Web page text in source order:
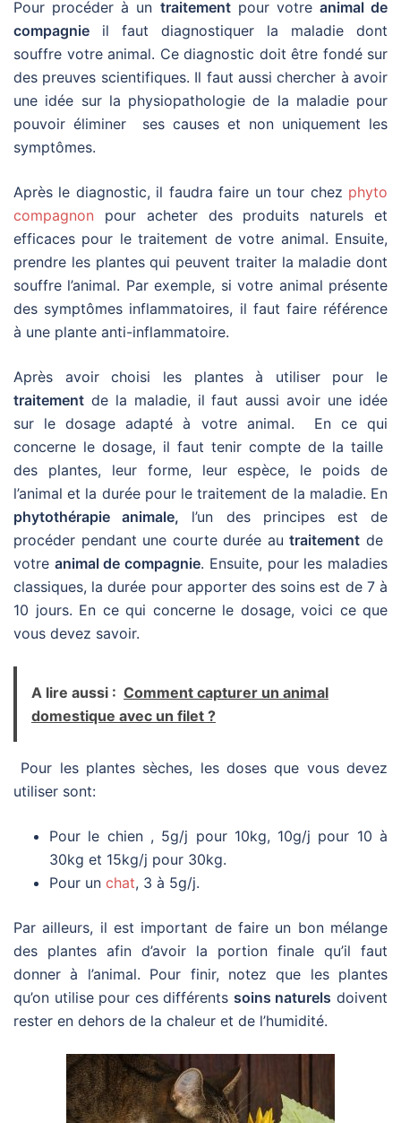
Pour procéder à un traitementpour votre animal de
compagnie il faut diagnostiquer la maladie dont
souffre votre animal. Ce diagnostic doit être fondé sur
des preuves scientifiques. Il faut aussi chercher à avoir
une idée sur la physiopathologie de la maladie pour
pouvoir éliminer ses causes et non uniquement les
symptômes.
Après le diagnostic, il faudra faire un tour chez phyto
compagnon pour acheter des produits naturels et
efficaces pour le traitement de votre animal. Ensuite,
prendre les plantes qui peuvent traiter la maladie dont
souffre l’animal. Par exemple, si votre animal présente
des symptômes inflammatoires, il faut faire référence
à une plante anti-inflammatoire.
Après avoir choisi les plantes à utiliser pour le
traitement de la maladie, il faut aussi avoir une idée
sur le dosage adapté à votre animal. En ce qui
concerne le dosage, il faut tenir compte de la taille
des plantes, leur forme, leur espèce, le poids de
l’animal et la durée pour le traitement de la maladie. En
phytothérapie animale, l’un des principes est de
procéder pendant une courte durée autraitement de
votre animal de compagnie. Ensuite, pour les maladies
classiques, la durée pour apporter des soins est de 7 à
10 jours. En ce qui concerne le dosage, voici ce que
vous devez savoir.
A lire aussi : Comment capturer un animal
domestique avec un filet ?
Pour les plantes sèches, les doses que vous devez
utiliser sont:
Pour le chien , 5g/j pour 10kg, 10g/j pour 10 à
30kg et 15kg/j pour 30kg.
Pour un chat, 3 à 5g/j.
Par ailleurs, il est important de faire un bon mélange
des plantes afin d’avoir la portion finale qu’il faut
donner à l’animal. Pour finir, notez que les plantes
qu’on utilise pour ces différents soins naturels doivent
rester en dehors de la chaleur et de l’humidité.